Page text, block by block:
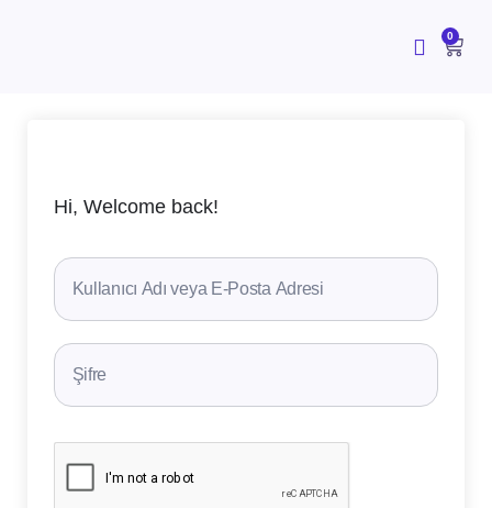
0
Hi, Welcome back!